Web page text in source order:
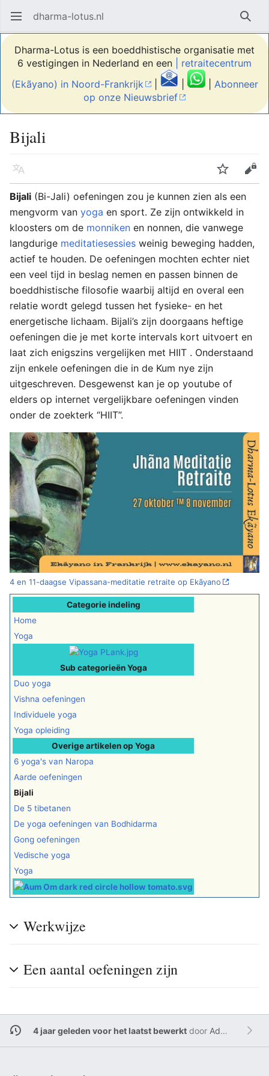
Hoofdmenu openen dharma-lotus.nl
Dharma-Lotus is een boeddhistische organisatie met
6 vestigingen in Nederland en een
| retraitecentrum
(Ekãyano) in Noord-Frankrijk
| | Abonneer
op onze Nieuwsbrief
Bijali
Taal Volgen
Bewerken
Bijali (Bi-Jali) oefeningen zou je kunnen zien als een
mengvorm van yoga en sport. Ze zijn ontwikkeld in
kloosters om de monniken en nonnen, die vanwege
langdurige meditatiesessies weinig beweging hadden,
actief te houden. De oefeningen mochten echter niet
een veel tijd in beslag nemen en passen binnen de
boeddhistische filosofie waarbij altijd en overal een
relatie wordt gelegd tussen het fysieke- en het
energetische lichaam. Bijali’s zijn doorgaans heftige
oefeningen die je met korte intervals kort uitvoert en
laat zich enigszins vergelijken met HIIT . Onderstaand
zijn enkele oefeningen die in de Kum nye zijn
uitgeschreven. Desgewenst kan je op youtube of
elders op internet vergelijkbare oefeningen vinden
onder de zoekterk “HIIT”.
4 en 11-daagse Vipassana-meditatie retraite op Ekãyano
Categorie indeling
Home
Yoga
Sub categorieën Yoga
Duo yoga
Vishna oefeningen
Individuele yoga
Yoga opleiding
Overige artikelen op Yoga
6 yoga's van Naropa
Aarde oefeningen
Bijali
De 5 tibetanen
De yoga oefeningen van Bodhidarma
Gong oefeningen
Vedische yoga
Yoga
Werkwijze
Een aantal oefeningen zijn
4 jaar geleden voor het laatst bewerktdoor Admin